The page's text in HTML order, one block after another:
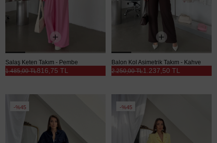
Salaş Keten Takım - Pembe
816,75 TL
1.485,00 TL
Balon Kol Asimetrik Takım - Kahve
1.237,50 TL
2.250,00 TL
%45 %45